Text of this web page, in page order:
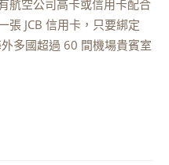
航空公司高卡或信用卡配合
張 JCB 信用卡，只要綁定
多國超過 60 間機場貴賓室